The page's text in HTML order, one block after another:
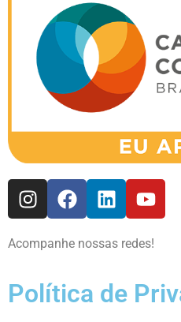
Acompanhe nossas redes!
Política de